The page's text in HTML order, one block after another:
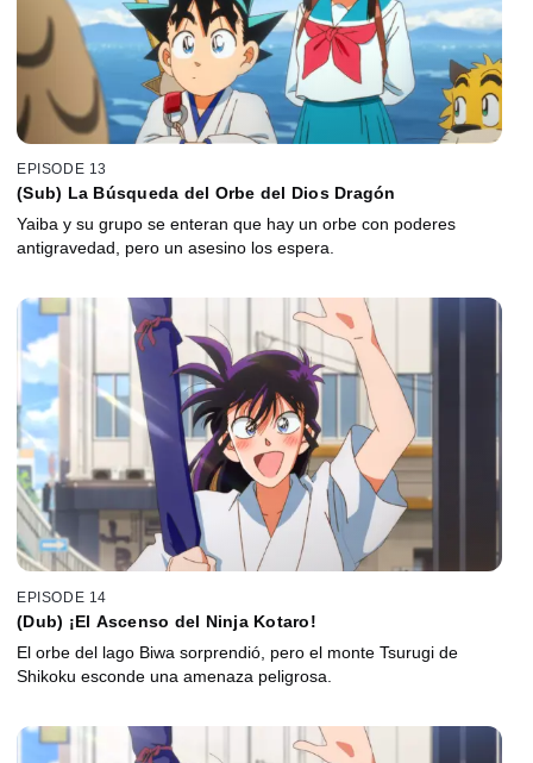
EPISODE 13
(Sub) La Búsqueda del Orbe del Dios Dragón
Yaiba y su grupo se enteran que hay un orbe con poderes
antigravedad, pero un asesino los espera.
EPISODE 14
(Dub) ¡El Ascenso del Ninja Kotaro!
El orbe del lago Biwa sorprendió, pero el monte Tsurugi de
Shikoku esconde una amenaza peligrosa.